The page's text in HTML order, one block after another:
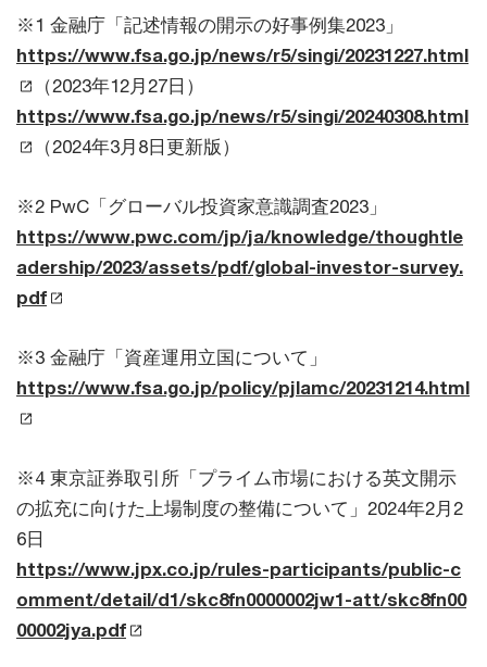
※1 金融庁「記述情報の開示の好事例集2023」
https://www.fsa.go.jp/news/r5/singi/20231227.html
（2023年12月27日）
https://www.fsa.go.jp/news/r5/singi/20240308.html
（2024年3月8日更新版）
※2 PwC「グローバル投資家意識調査2023」
https://www.pwc.com/jp/ja/knowledge/thoughtle
adership/2023/assets/pdf/global-investor-survey.
pdf
※3 金融庁「資産運用立国について」
https://www.fsa.go.jp/policy/pjlamc/20231214.html
※4 東京証券取引所「プライム市場における英文開示
の拡充に向けた上場制度の整備について」2024年2月2
6日
https://www.jpx.co.jp/rules-participants/public-c
omment/detail/d1/skc8fn0000002jw1-att/skc8fn00
00002jya.pdf